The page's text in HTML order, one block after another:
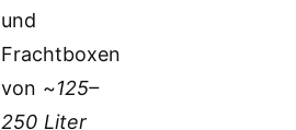
und
Frachtboxen
von ~125–
250 Liter